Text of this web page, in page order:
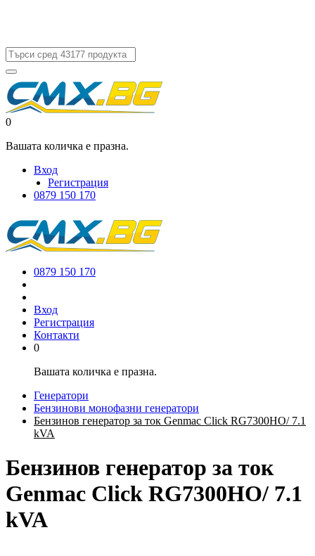
0
Вашата количка е празна.
Вход
Регистрация
0879 150 170
0879 150 170
Вход
Регистрация
Контакти
0
Вашата количка е празна.
Генератори
Бензинови монофазни генератори
Бензинов генератор за ток Genmac Click RG7300HO/ 7.1
kVA
Бензинов генератор за ток
Genmac Click RG7300HO/ 7.1
kVA